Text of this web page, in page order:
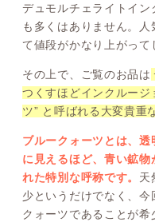
デュモルチェライトイ
も多くはありません。
て値段がかなり上がって
その上で、ご覧のお品は
つくすほどインクルージ
ツ” と呼ばれる大変貴重
ブルークォーツとは、
に見えるほど、青い鉱
れた特別な呼称です。 天
少というだけでなく、
クォーツであることが希